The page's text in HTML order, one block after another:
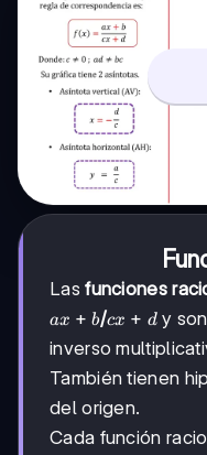
Lasfunciones
ax
+
b
ax + b/cx
+
d
cx + dy
inverso
También tienen
del origen.
Cada función